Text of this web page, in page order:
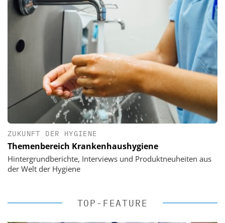
ZUKUNFT DER HYGIENE
Themenbereich Krankenhaushygiene
Hintergrundberichte, Interviews und Produktneuheiten aus
der Welt der Hygiene
TOP-FEATURE